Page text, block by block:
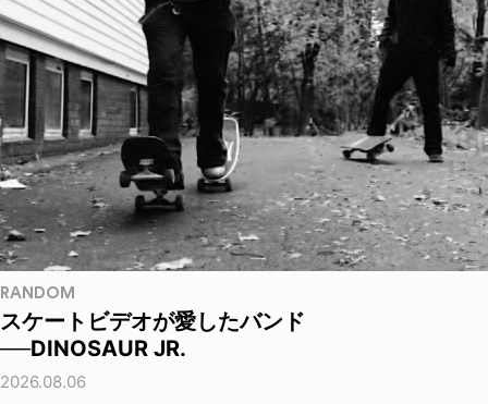
RANDOM
スケートビデオが愛したバンド
──DINOSAUR JR.
2026.08.06